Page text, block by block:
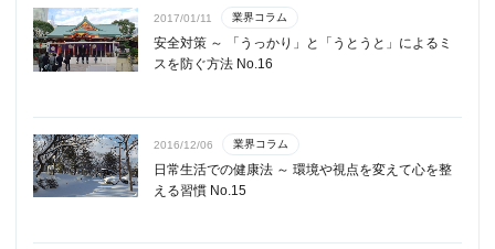
2017/01/11 業界コラム
安全対策 ～ 「うっかり」と「うとうと」によるミ
スを防ぐ方法 No.16
2016/12/06 業界コラム
日常生活での健康法 ～ 環境や視点を変えて心を整
える習慣 No.15